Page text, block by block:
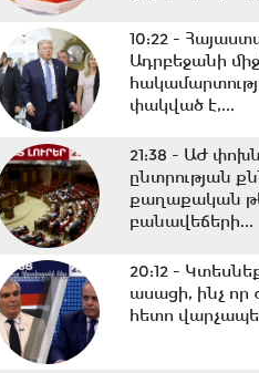
10:22 -
Ադրբեջանի
փակված է,...
21:38 - ԱԺ
ընտրության
քաղաքական
բանավեճերի...
20:12 -
ասացի, ինչ
հետո